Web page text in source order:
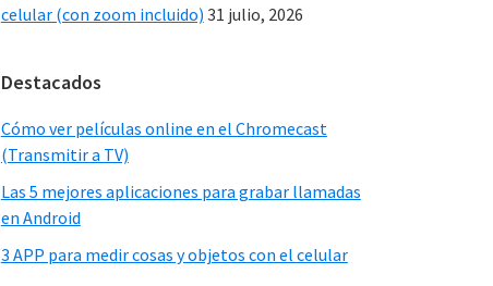
celular (con zoom incluido) 31 julio, 2026
Destacados
Cómo ver películas online en el Chromecast
(Transmitir a TV)
Las 5 mejores aplicaciones para grabar llamadas
en Android
3 APP para medir cosas y objetos con el celular